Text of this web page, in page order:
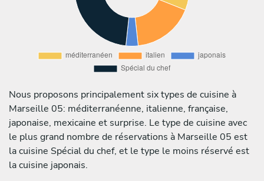
Nous proposons principalement six types de cuisine à
Marseille 05: méditerranéenne, italienne, française,
japonaise, mexicaine et surprise. Le type de cuisine avec
le plus grand nombre de réservations à Marseille 05 est
la cuisine Spécial du chef, et le type le moins réservé est
la cuisine japonais.